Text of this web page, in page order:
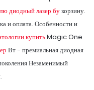
диодный лазер букорзину.
и оплата. Особенности и
купитьMagic One
Вт - премиальная диодная
Незаменимый